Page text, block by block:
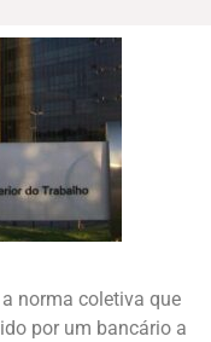
norma coletiva que
por um bancário a